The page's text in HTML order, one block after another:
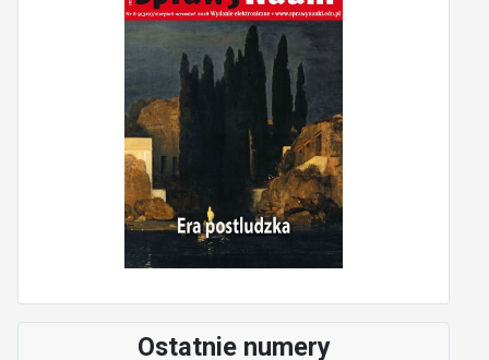
Ostatnie numery